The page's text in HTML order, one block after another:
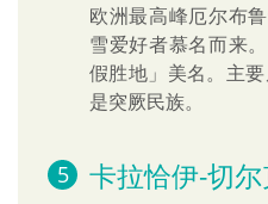
欧洲最高峰厄尔布
雪爱好者慕名而来
假胜地」美名。主
是突厥民族。
卡拉恰伊-切